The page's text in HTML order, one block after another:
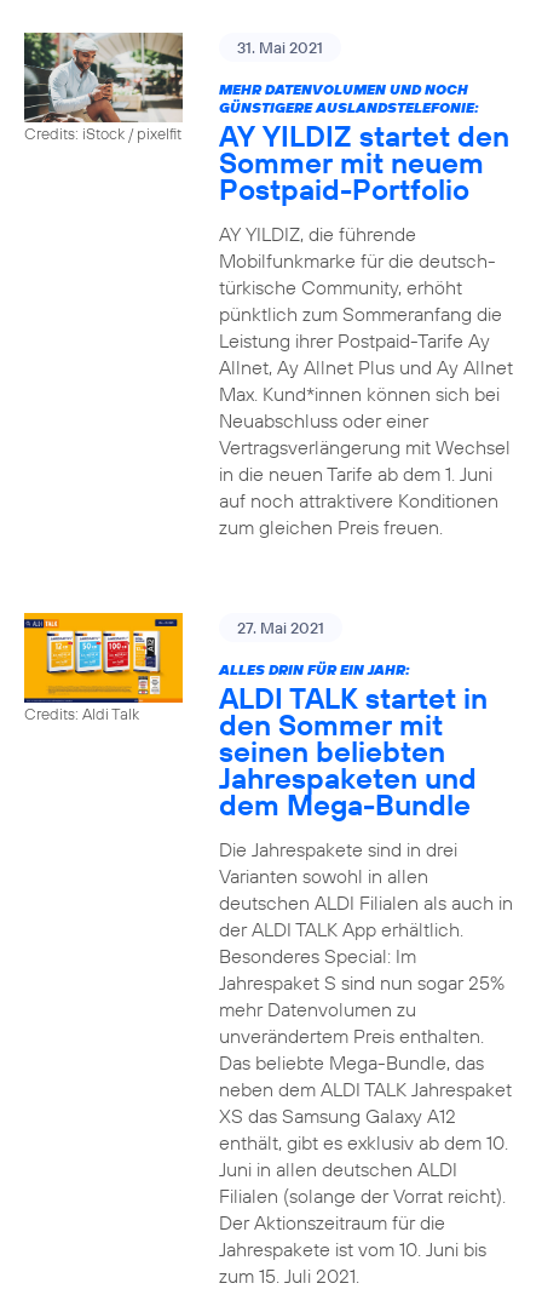
Credits: iStock / pixelfit
31. Mai 2021
MEHR DATENVOLUMEN UND NOCH
GÜNSTIGERE AUSLANDSTELEFONIE:
AY YILDIZ startet den
Sommer mit neuem
Postpaid-Portfolio
AY YILDIZ, die führende
Mobilfunkmarke für die deutsch-
türkische Community, erhöht
pünktlich zum Sommeranfang die
Leistung ihrer Postpaid-Tarife Ay
Allnet, Ay Allnet Plus und Ay Allnet
Max. Kund*innen können sich bei
Neuabschluss oder einer
Vertragsverlängerung mit Wechsel
in die neuen Tarife ab dem 1. Juni
auf noch attraktivere Konditionen
zum gleichen Preis freuen.
Credits: Aldi Talk
27. Mai 2021
ALLES DRIN FÜR EIN JAHR:
ALDI TALK startet in
den Sommer mit
seinen beliebten
Jahrespaketen und
dem Mega-Bundle
Die Jahrespakete sind in drei
Varianten sowohl in allen
deutschen ALDI Filialen als auch in
der ALDI TALK App erhältlich.
Besonderes Special: Im
Jahrespaket S sind nun sogar 25%
mehr Datenvolumen zu
unverändertem Preis enthalten.
Das beliebte Mega-Bundle, das
neben dem ALDI TALK Jahrespaket
XS das Samsung Galaxy A12
enthält, gibt es exklusiv ab dem 10.
Juni in allen deutschen ALDI
Filialen (solange der Vorrat reicht).
Der Aktionszeitraum für die
Jahrespakete ist vom 10. Juni bis
zum 15. Juli 2021.